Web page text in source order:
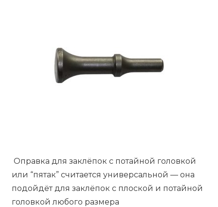
Оправка для заклёпок с потайной головкой
или “пятак” считается универсальной — она
подойдёт для заклёпок с плоской и потайной
головкой любого размера